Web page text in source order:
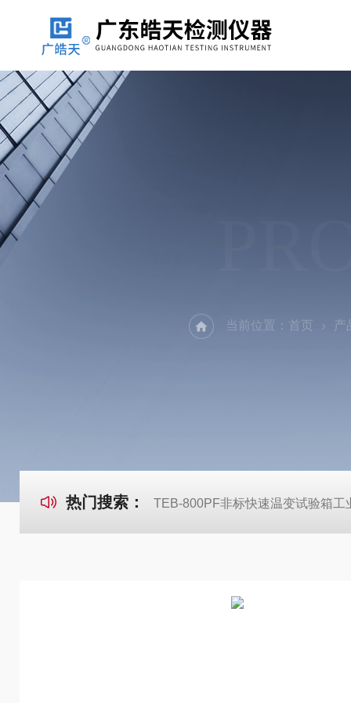
当前位置： 首页 产
热门搜索： TEB-800PF非标快速温变试验箱工